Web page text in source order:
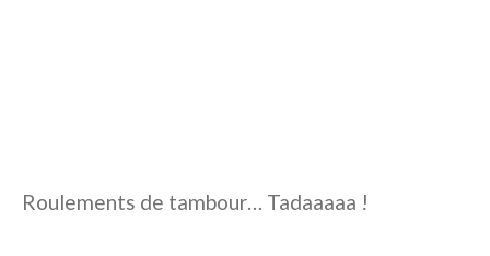
Roulements de tambour… Tadaaaaa !